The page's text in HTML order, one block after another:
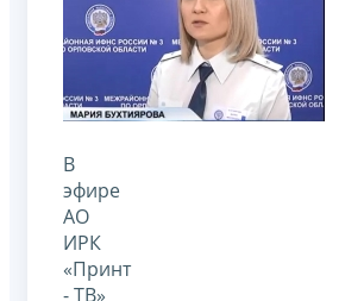
В
эфире
АО
ИРК
«Принт
- ТВ»